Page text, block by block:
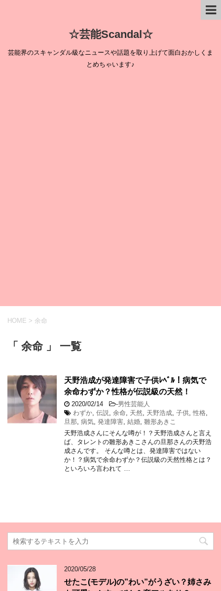
☆芸能Scandal☆
芸能界のスキャンダル級なニュースや話題を取り上げて面白おかしくま
とめちゃいます♪
HOME > 余命
「 余命 」 一覧
天野浩成が発達障害で子供ﾚﾍﾞﾙ！病気で
余命わずか？性格が伝説級の天然！
2020/02/14 -男性芸能人
わずか 伝説 余命 天然 天野浩成 子供 性格
旦那 病気 発達障害 結婚 雛形あきこ
天野浩成さんにそんな噂が！？天野浩成さんと言え
ば、タレントの雛形あきこさんの旦那さんの天野浩
成さんです。 そんな噂とは、発達障害ではない
か！？病気で余命わずか？伝説級の天然性格とは？
といろいろ言われて …
2020/05/28
せたこ(モデル)の”わい”がうざい？姉さみ